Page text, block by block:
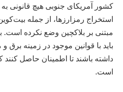
کشور آمریکای جنوبی هیچ قانونی
استخراج رمزارزها، از جمله
مبتنی بر بلاکچین وضع نکرده است.
باید با قوانین موجود در زمینه
داشته باشند تا اطمینان حاصل کنند
است.